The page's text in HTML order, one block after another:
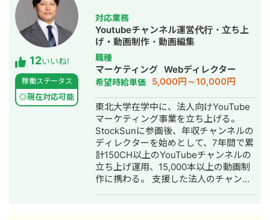
式会社LA ORG 創業：翻訳・Web制
作・英語教育の3事業を軸に、グローバ
ル支援サービスを提供 🔗 各種リンク
【公式サイト】https://la-org.com
【ポートフォリオ】
https://www.portfolio.la-org.com
【Lancers】
https://www.lancers.jp/profile/
rmHXQjVdk 【CrowdWorks】
https://crowdworks.jp/public/
【ココナラ】
https://coconala.com/users/2204682?
srsltid=AfmBOoqYND8AKR3YqHKQ3-
援） 課題が見えたら、次は「動かす」
フェーズ。バナー広告・SNS画像・名
刺・パンフレット・ショート動画・サ
ムネイル・アイコン・ヘッダーなど、
中小企業の販促・採用・ブランディン
グに必要なデザインを制作します。 →
相談だけ・制作だけ、どちらのご依頼
も歓迎します。 私について 元大手企業
の正社員として、複数の事業部でプロ
ジェクト推進・課題解決を経験。その
後、身体障害を持ちながら独立し、小
さなデザイン事務所の一人社長として
活動しています。 移動に制約があるた
め、すべてのやり取りをオンラインで
完結できる体制を整えてきました。
Zoom・Google Meet・チャットツー
12いいね!
稼働ステータス
◎現在対応可能
対応業務
Youtubeチャンネル運営代行・立ち上
げ・動画制作・動画編集
職種
マーケティング Webディレクター
希望時給単価 5,000円～10,000円
東北大学在学中に、法人向けYouTube
マーケティング事業を立ち上げる。
StockSunに参画後、年収チャンネルの
ディレクターを始めとして、7年間で累
計150CH以上のYouTubeチャンネルの
立ち上げ運用、15,000本以上の動画制
作に携わる。 支援した法人のチャンネ